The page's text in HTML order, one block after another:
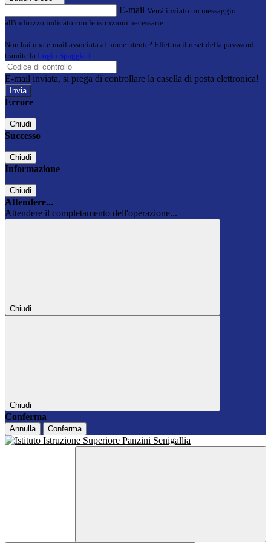
E-mail Verrà inviato un messaggio
all'indirizzo indicato con le istruzioni necessarie.
Non hai una e-mail associata al nome utente? Effettua il reset della password
tramite la Login Spaggiari
E-mail inviata, si prega di controllare la casella di posta elettronica!
Errore
Chiudi
Successo
Chiudi
Informazione
Chiudi
Attendere...
Attendere il completamento dell'operazione...
Chiudi
Chiudi
Conferma
Annulla Conferma